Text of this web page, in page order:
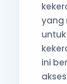
yang
ini